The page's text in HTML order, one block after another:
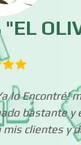
Ahorro
de Aluminio
"EL
lo Encontré!
bastante y
clientes y